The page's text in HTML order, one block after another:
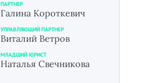
ПАРТНЕР
Галина Короткевич
УПРАВЛЯЮЩИЙ ПАРТНЕР
Виталий Ветров
МЛАДШИЙ ЮРИСТ
Наталья Свечникова